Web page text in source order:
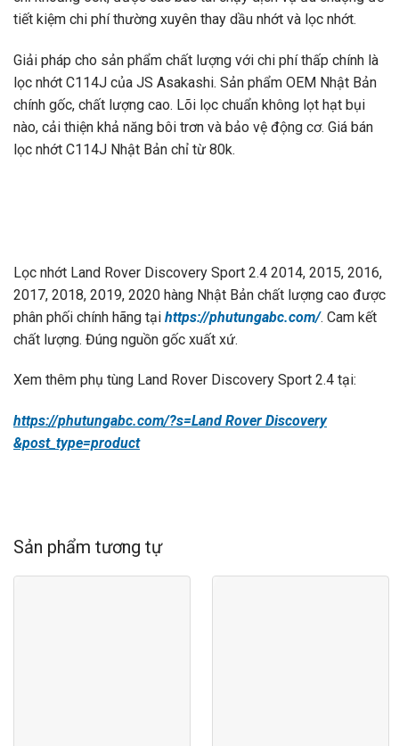
tiết kiệm chi phí thường xuyên thay dầu nhớt và lọc nhớt.
Giải pháp cho sản phẩm chất lượng với chi phí thấp chính là
lọc nhớt C114J của JS Asakashi. Sản phẩm OEM Nhật Bản
chính gốc, chất lượng cao. Lõi lọc chuẩn không lọt hạt bụi
nào, cải thiện khả năng bôi trơn và bảo vệ động cơ. Giá bán
lọc nhớt C114J Nhật Bản chỉ từ 80k.
Lọc nhớt Land Rover Discovery Sport 2.4 2014, 2015, 2016,
2017, 2018, 2019, 2020 hàng Nhật Bản chất lượng cao được
phân phối chính hãng tại https://phutungabc.com/. Cam kết
chất lượng. Đúng nguồn gốc xuất xứ.
Xem thêm phụ tùng Land Rover Discovery Sport 2.4 tại:
https://phutungabc.com/?s=Land Rover Discovery
&post_type=product
Sản phẩm tương tự